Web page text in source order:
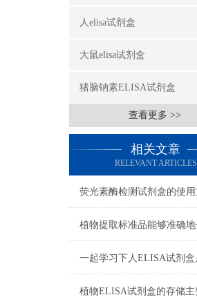
人elisa试剂盒
大鼠elisa试剂盒
猪脑钠素ELISA试剂盒
查看更多 >>
相关文章
RELEVANT ARTICLES